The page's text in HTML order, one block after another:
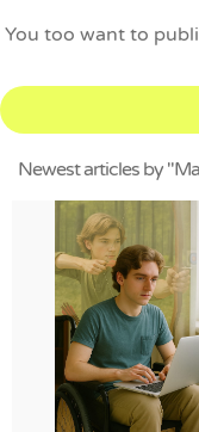
Newest articles by
You too want to